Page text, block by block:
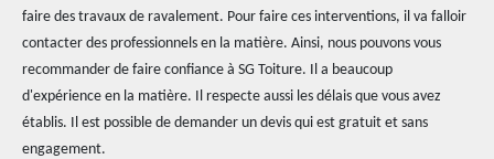
faire des travaux de ravalement. Pour faire ces interventions, il va falloir
contacter des professionnels en la matière. Ainsi, nous pouvons vous
recommander de faire confiance à SG Toiture. Il a beaucoup
d'expérience en la matière. Il respecte aussi les délais que vous avez
établis. Il est possible de demander un devis qui est gratuit et sans
engagement.